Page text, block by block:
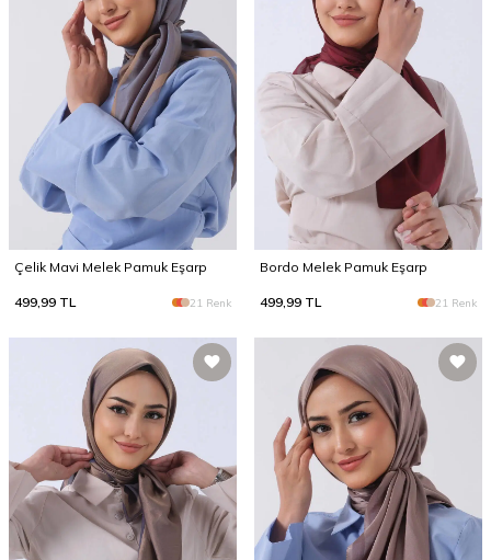
Çelik Mavi Melek Pamuk Eşarp
499,99 TL 21 Renk
Bordo Melek Pamuk Eşarp
499,99 TL 21 Renk